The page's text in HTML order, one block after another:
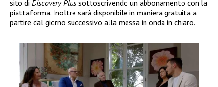
sito di Discovery Plussottoscrivendo un abbonamento con la
piattaforma. Inoltre sarà disponibile in maniera gratuita a
partire dal giorno successivo alla messa in onda in chiaro.